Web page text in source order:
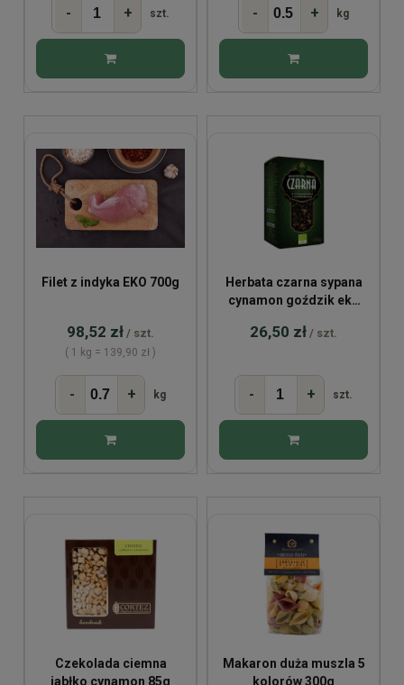
- + szt. - + kg
Filet z indyka EKO 700g
98,52 zł / szt.
( 1 kg = 139,90 zł )
- + kg
Herbata czarna sypana
cynamon goździk eko
26,50 zł / szt.
- + szt.
Czekolada ciemna
jabłko cynamon 85g
Makaron duża muszla 5
kolorów 300g